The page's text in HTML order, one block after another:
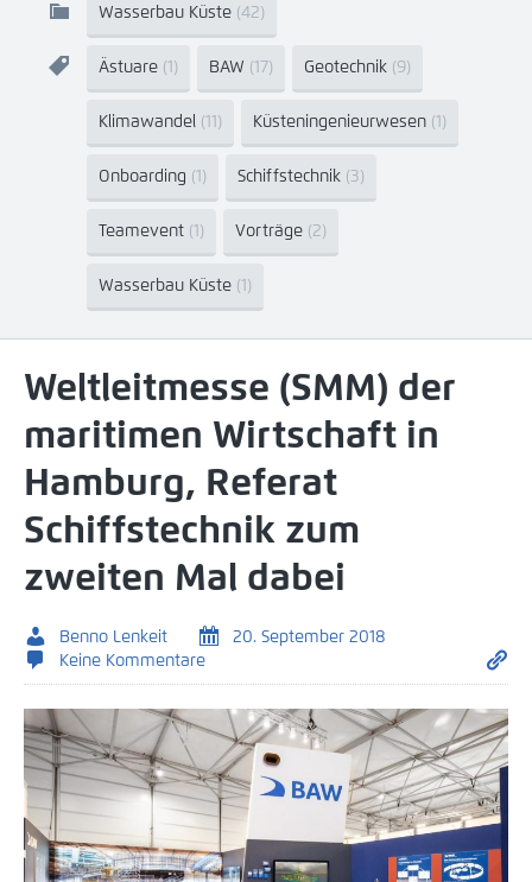
Wasserbau Küste (42)
Ästuare (1) BAW (17) Geotechnik (9)
Klimawandel (11) Küsteningenieurwesen (1)
Onboarding (1) Schiffstechnik (3)
Teamevent (1) Vorträge (2)
Wasserbau Küste (1)
Weltleitmesse (SMM) der
maritimen Wirtschaft in
Hamburg, Referat
Schiffstechnik zum
zweiten Mal dabei
Benno Lenkeit
20. September 2018
Keine Kommentare